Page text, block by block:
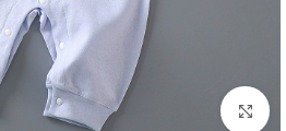
Click to enlarge